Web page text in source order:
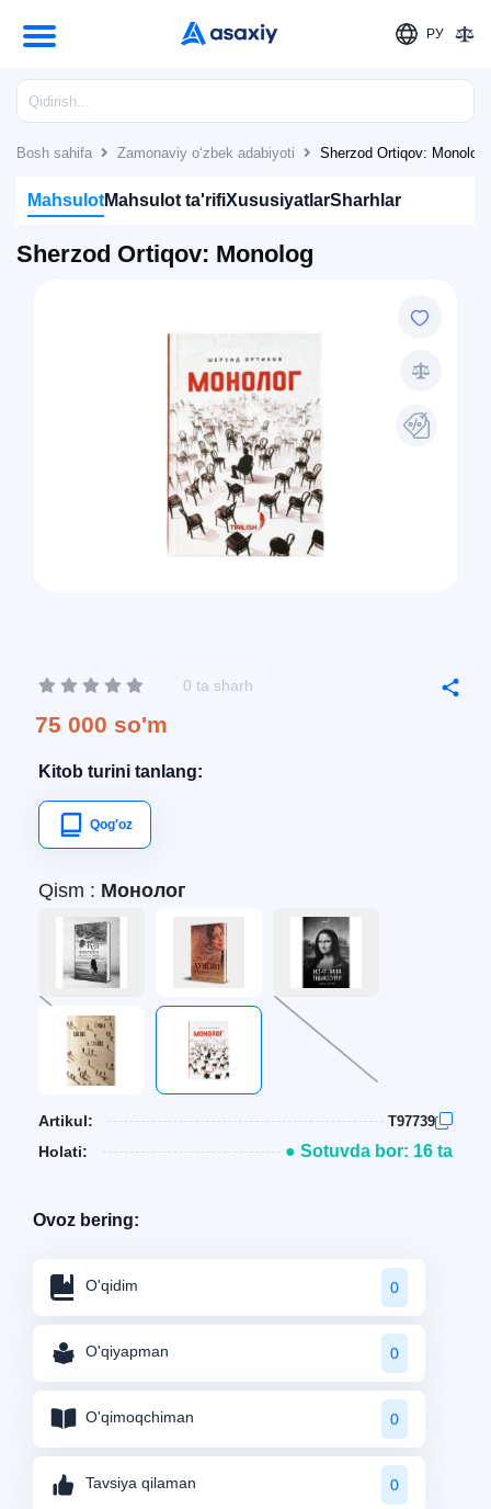
РУ
Bosh sahifa Zamonaviy o‘zbek adabiyoti Sherzod Ortiqov: Monolog
MahsulotMahsulot ta'rifiXususiyatlarSharhlar
Sherzod Ortiqov: Monolog
0 ta sharh
75 000 so'm
Kitob turini tanlang:
Qog'oz
Qism : Монолог
Artikul: T97739
Holati: ● Sotuvda bor: 16 ta
Ovoz bering:
O'qidim 0
O'qiyapman 0
O'qimoqchiman 0
Tavsiya qilaman 0